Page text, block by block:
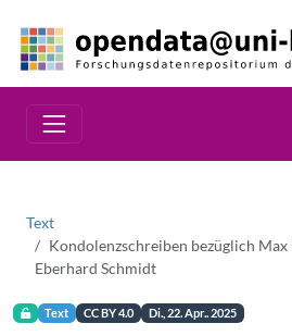
Text
Kondolenzschreiben bezüglich Max
Eberhard Schmidt
Text CC BY 4.0 Di., 22. Apr.. 2025